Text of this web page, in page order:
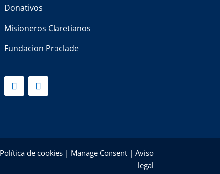
Donativos
Misioneros Claretianos
Fundacion Proclade
Política de cookies| Manage Consent| Aviso
legal